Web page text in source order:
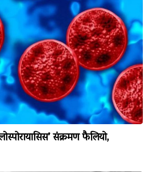
संक्रमण फैलियो,